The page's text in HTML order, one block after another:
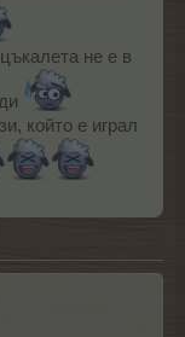
не е в
който е играл